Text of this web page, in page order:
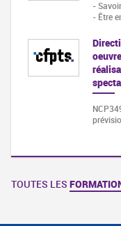
-
- Être
TOUTES LES